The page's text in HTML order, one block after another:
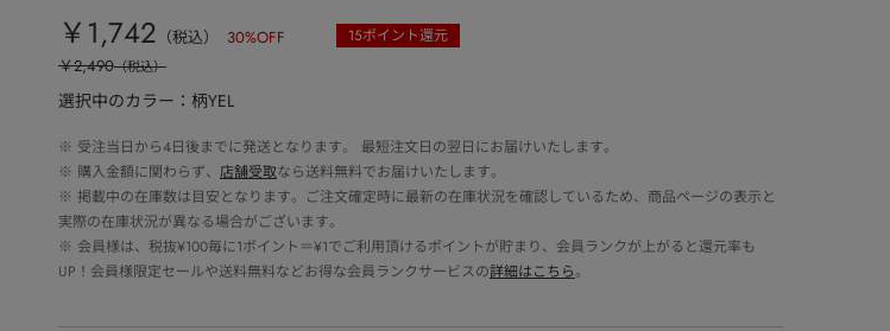
￥1,742 （税込） 30%OFF 15ポイント還元
￥2,490（税込）
選択中のカラー：柄YEL
※ 受注当日から4日後までに発送となります。 最短注文日の翌日にお届けいたします。
※ 購入金額に関わらず、 店舗受取なら送料無料でお届けいたします。
※ 掲載中の在庫数は目安となります。ご注文確定時に最新の在庫状況を確認しているため、商品ページの表示と
実際の在庫状況が異なる場合がございます。
※ 会員様は、税抜¥100毎に1ポイント＝¥1でご利用頂けるポイントが貯まり、会員ランクが上がると還元率も
UP！会員様限定セールや送料無料などお得な会員ランクサービスの詳細はこちら。